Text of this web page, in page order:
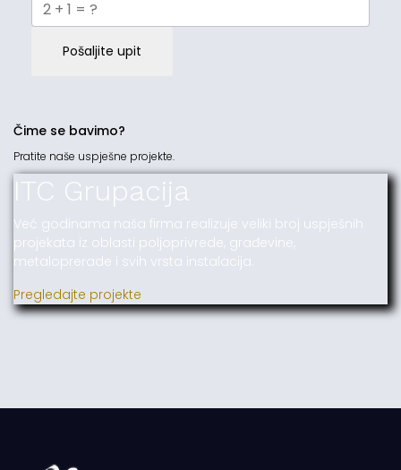
Pošaljite upit
Čime se bavimo?
Pratite naše uspješne projekte.
ITC Grupacija
Već godinama naša firma realizuje veliki broj uspješnih
projekata iz oblasti poljoprivrede, građevine,
metaloprerade i svih vrsta instalacija.
Pregledajte projekte